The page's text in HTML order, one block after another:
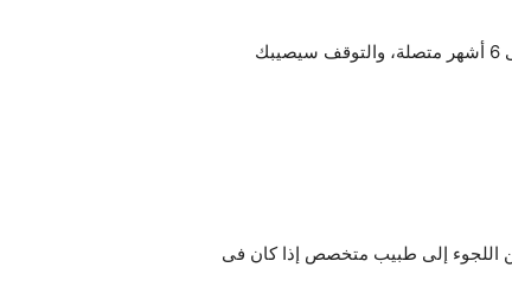
الشعور بالتحسن من حالة اكتئاب ما بعد الصدمة لن تشعري بها إلا بعد مرور أسبوعين على الأقل، ويستمر تناوله لمدة قد تصل إلى 6 أشهر متصلة، والتوقف سيصيبك
من اللجوء إلى طبيب متخصص إذا كان فى